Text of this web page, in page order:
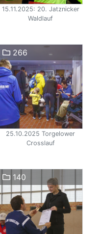
15.11.2025: 20. Jatznicker
Waldlauf
266
25.10.2025 Torgelower
Crosslauf
140